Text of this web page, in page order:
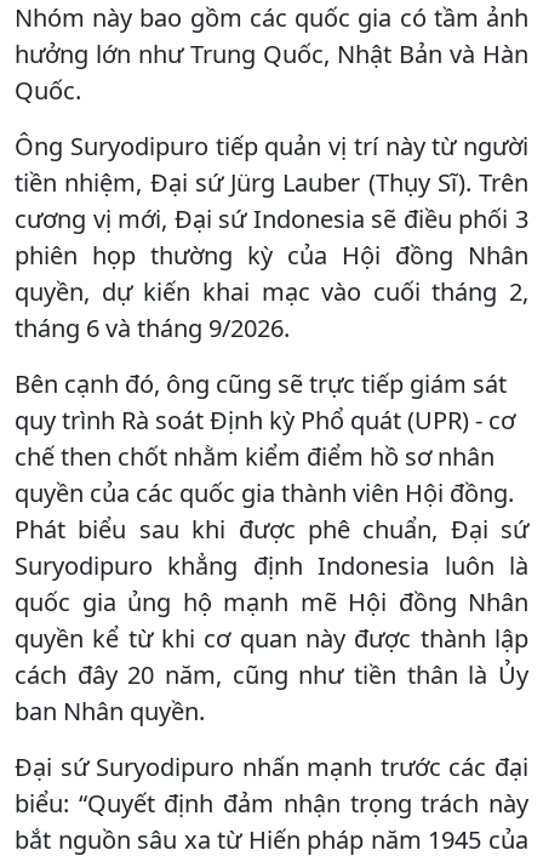
Nhóm này bao gồm các quốc gia có tầm ảnh
hưởng lớn như Trung Quốc, Nhật Bản và Hàn
Quốc.
Ông Suryodipuro tiếp quản vị trí này từ người
tiền nhiệm, Đại sứ Jürg Lauber (Thụy Sĩ). Trên
cương vị mới, Đại sứ Indonesia sẽ điều phối 3
phiên họp thường kỳ của Hội đồng Nhân
quyền, dự kiến khai mạc vào cuối tháng 2,
tháng 6 và tháng 9/2026.
Bên cạnh đó, ông cũng sẽ trực tiếp giám sát
quy trình Rà soát Định kỳ Phổ quát (UPR) - cơ
chế then chốt nhằm kiểm điểm hồ sơ nhân
quyền của các quốc gia thành viên Hội đồng.
Phát biểu sau khi được phê chuẩn, Đại sứ
Suryodipuro khẳng định Indonesia luôn là
quốc gia ủng hộ mạnh mẽ Hội đồng Nhân
quyền kể từ khi cơ quan này được thành lập
cách đây 20 năm, cũng như tiền thân là Ủy
ban Nhân quyền.
Đại sứ Suryodipuro nhấn mạnh trước các đại
biểu: “Quyết định đảm nhận trọng trách này
bắt nguồn sâu xa từ Hiến pháp năm 1945 của